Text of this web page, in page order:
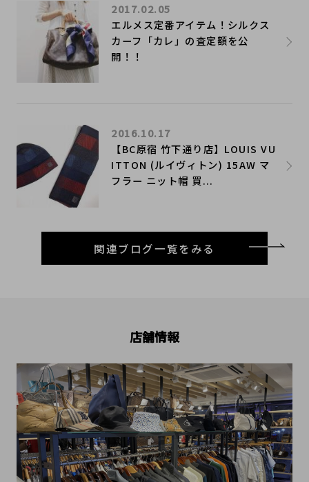
エルメス定番アイテム！シルクス
カーフ「カレ」の査定額を公
開！！
2017.02.05
【BC原宿 竹下通り店】LOUIS VU
ITTON (ルイヴィトン) 15AW マ
フラー ニット帽 買...
2016.10.17
関連ブログ一覧をみる
店舗情報